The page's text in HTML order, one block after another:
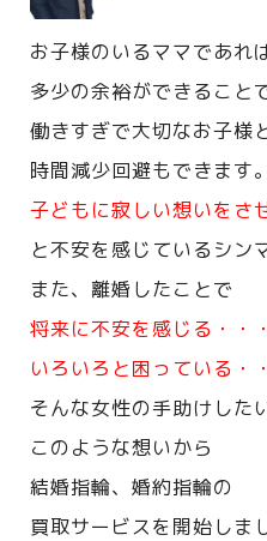
お子様のいるママであれ
多少の余裕ができること
働きすぎで大切なお子様
時間減少回避もできます。
子どもに寂しい想いをさ
と不安を感じているシン
また、離婚したことで
将来に不安を感じる・・・
いろいろと困っている・
そんな女性の手助けしたい
このような想いから
結婚指輪、婚約指輪の
買取サービスを開始しま